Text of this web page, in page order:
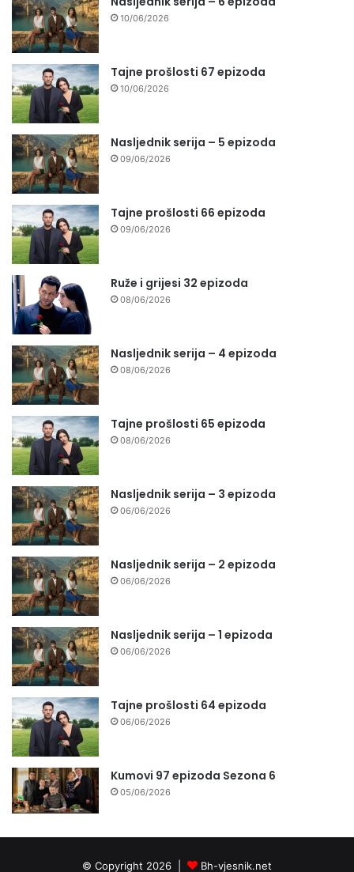
10/06/2026
Tajne prošlosti 67 epizoda
10/06/2026
Nasljednik serija – 5 epizoda
09/06/2026
Tajne prošlosti 66 epizoda
09/06/2026
Ruže i grijesi 32 epizoda
08/06/2026
Nasljednik serija – 4 epizoda
08/06/2026
Tajne prošlosti 65 epizoda
08/06/2026
Nasljednik serija – 3 epizoda
06/06/2026
Nasljednik serija – 2 epizoda
06/06/2026
Nasljednik serija – 1 epizoda
06/06/2026
Tajne prošlosti 64 epizoda
06/06/2026
Kumovi 97 epizoda Sezona 6
05/06/2026
© Copyright 2026 | Bh-vjesnik.net